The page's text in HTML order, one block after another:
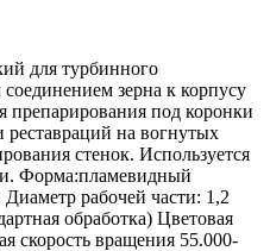
для турбинного
зерна к корпусу
препарирования под коронки
реставраций на вогнутых
стенок. Используется
Форма:пламевидный
рабочей части: 1,2
обработка) Цветовая
скорость вращения 55.000-